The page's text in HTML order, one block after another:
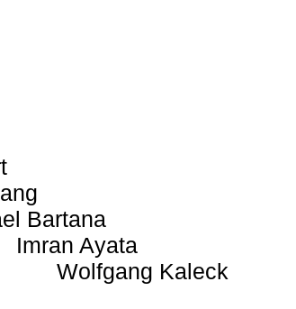
Bartana
Imran Ayata
Wolfgang Kaleck